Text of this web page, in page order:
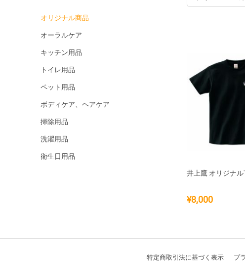
オリジナル商品
オーラルケア
キッチン用品
トイレ用品
ペット用品
ボディケア、ヘアケア
掃除用品
洗濯用品
衛生日用品
井上鷹 オリジナル
¥8,000
特定商取引法に基づく表示 プ